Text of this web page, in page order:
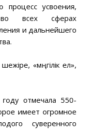
процесс усвоения,
во всех сферах
и дальнейшего
«мәңгілік ел»,
отмечала 550-
имеет огромное
суверенного